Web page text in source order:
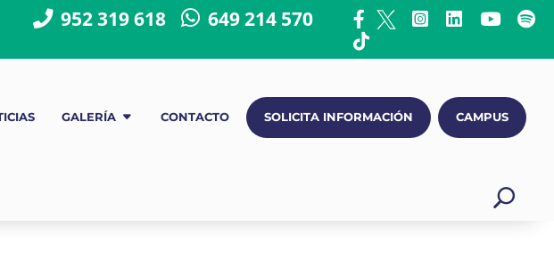
952 319 618 649 214 570
GALERÍA CONTACTO SOLICITA INFORMACIÓN CAMPUS